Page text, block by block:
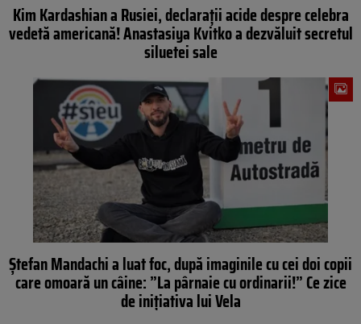
Kim Kardashian a Rusiei, declarații acide despre celebra
vedetă americană! Anastasiya Kvitko a dezvăluit secretul
siluetei sale
Ștefan Mandachi a luat foc, după imaginile cu cei doi copii
care omoară un câine: ”La pârnaie cu ordinarii!” Ce zice
de inițiativa lui Vela